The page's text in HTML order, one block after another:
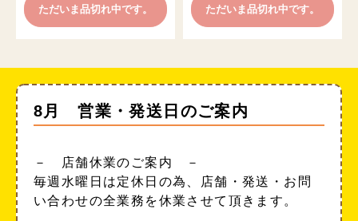
ただいま品切れ中です。 ただいま品切れ中です。
8月 営業・発送日のご案内
－ 店舗休業のご案内 －
毎週水曜日は定休日の為、店舗・発送・お問
い合わせの全業務を休業させて頂きます。